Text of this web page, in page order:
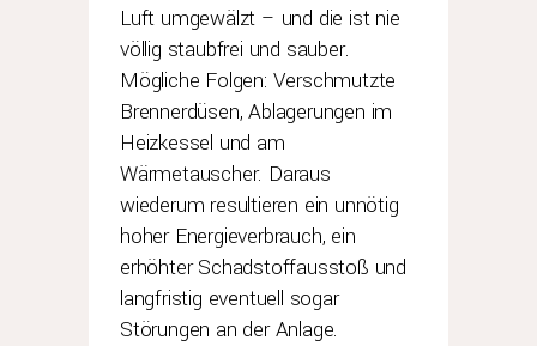
Luft umgewälzt – und die ist nie
völlig staubfrei und sauber.
Mögliche Folgen: Verschmutzte
Brennerdüsen, Ablagerungen im
Heizkessel und am
Wärmetauscher. Daraus
wiederum resultieren ein unnötig
hoher Energieverbrauch, ein
erhöhter Schadstoffausstoß und
langfristig eventuell sogar
Störungen an der Anlage.